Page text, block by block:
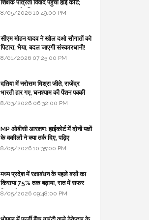
शिक्षक पात्रता विवाद पहुँचा हाई कोर्ट;
सरकार से माँगा जवाब
8/05/2026 10:49:00 PM
सीएम मोहन यादव ने खोल दओ सौगातों को
पिटारा, भैया, बदल जाएगी संस्कारधानी!
8/01/2026 07:25:00 PM
दतिया में नरोत्तम मिश्रा जीते, राजेंद्र
भारती हार गए, घनश्याम की पेंशन पक्की
और आशुतोष बैक टू...
8/03/2026 06:32:00 PM
MP ओबीसी आरक्षण: हाईकोर्ट में दोनों पक्षों
के वकीलों ने क्या तर्क दिए, पढ़िए
8/05/2026 10:35:00 PM
मध्य प्रदेश में रक्षाबंधन के पहले बसों का
किराया 75% तक बढ़ाया, रात में सफर
किया तो 10% एक्स्ट्रा
8/05/2026 09:48:00 PM